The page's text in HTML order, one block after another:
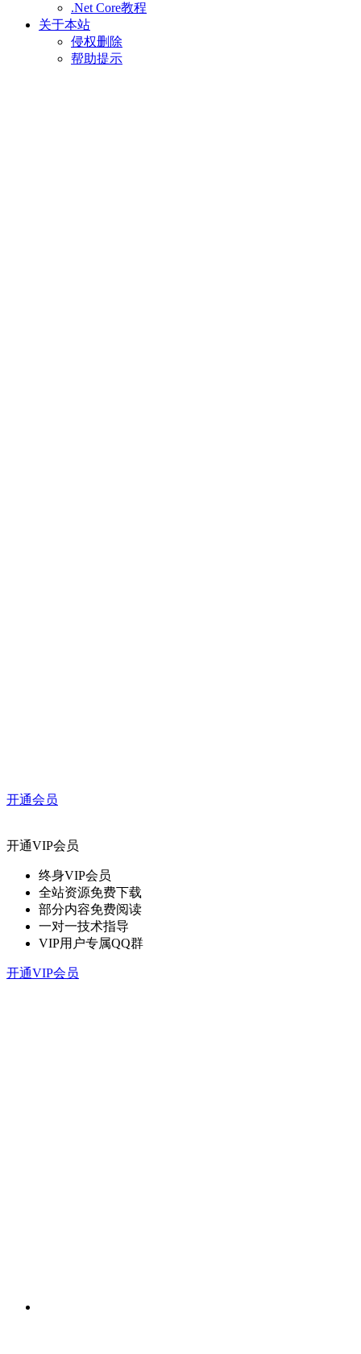
.Net Core教程
关于本站
侵权删除
帮助提示
开通会员
开通VIP会员
终身VIP会员
全站资源免费下载
部分内容免费阅读
一对一技术指导
VIP用户专属QQ群
开通VIP会员